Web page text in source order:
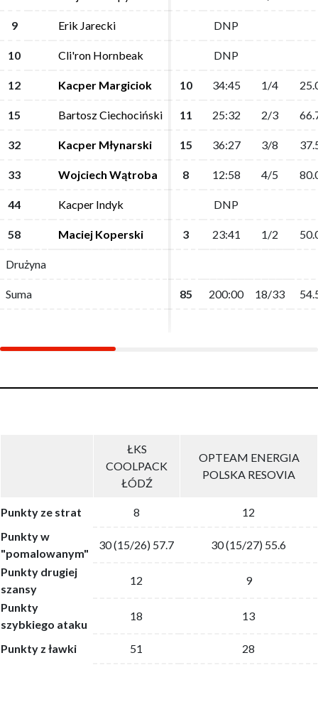
9 Erik Jarecki DNP
10 Cli'ron Hornbeak DNP
12 Kacper Margiciok 10 34:45 1/4
15 Bartosz Ciechociński 11 25:32 2/3
32 Kacper Młynarski 15 36:27 3/8
33 Wojciech Wątroba 8 12:58 4/5
44 Kacper Indyk DNP
58 Maciej Koperski 3 23:41 1/2
Drużyna
Suma 85 200:00 18/33
9 Erik Jarecki DNP
10 Cli'ron Hornbeak DNP
12 Kacper Margiciok 10 34:45 1/4
15 Bartosz Ciechociński 11 25:32 2/3
32 Kacper Młynarski 15 36:27 3/8
33 Wojciech Wątroba 8 12:58 4/5
44 Kacper Indyk DNP
58 Maciej Koperski 3 23:41 1/2
Drużyna
Suma 85 200:00 18/33
ŁKS
COOLPACK
ŁÓDŹ
OPTEAM ENERGIA
POLSKA RESOVIA
Punkty ze strat 8
12
Punkty w
"pomalowanym"
30 (15/26) 57.7
30 (15/27) 55.6
Punkty drugiej
szansy
12
9
Punkty
szybkiego ataku
18 13
Punkty z ławki 51 28